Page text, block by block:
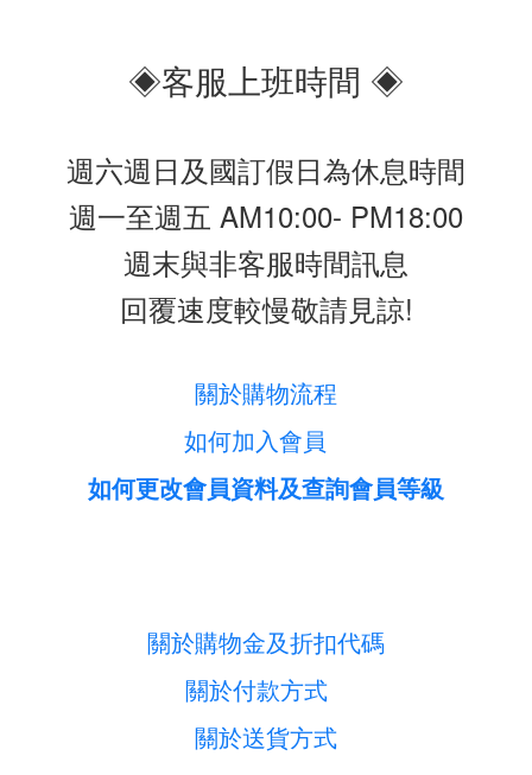
◈客服上班時間 ◈
週六週日及國訂假日為休息時間
週一至週五 AM10:00- PM18:00
週末與非客服時間訊息
回覆速度較慢敬請見諒!
關於購物流程
如何加入會員
如何更改會員資料及查詢會員等級
關於購物金及折扣代碼
關於付款方式
關於送貨方式